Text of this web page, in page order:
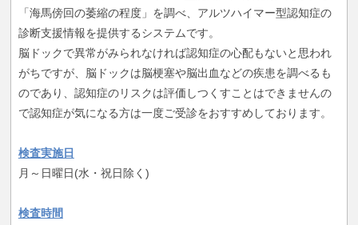
「海馬傍回の萎縮の程度」を調べ、アルツハイマー型認知症の
診断支援情報を提供するシステムです。
脳ドックで異常がみられなければ認知症の心配もないと思われ
がちですが、脳ドックは脳梗塞や脳出血などの疾患を調べるも
のであり、認知症のリスクは評価しつくすことはできませんの
で認知症が気になる方は一度ご受診をおすすめしております。
検査実施日
月～日曜日(水・祝日除く)
検査時間